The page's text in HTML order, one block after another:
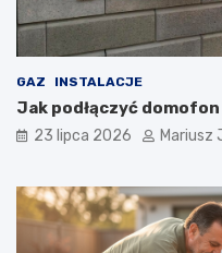
GAZ INSTALACJE
Jak podłączyć
23 lipca 2026 Mariusz